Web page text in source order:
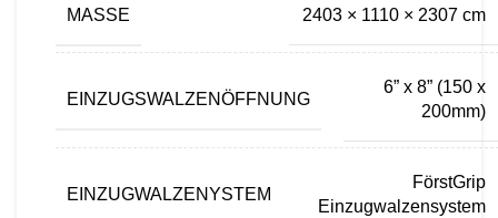
MASSE 2403 × 1110 × 2307 cm
EINZUGSWALZENÖFFNUNG
6” x 8” (150 x
200mm)
EINZUGWALZENYSTEM
FörstGrip
Einzugwalzensystem